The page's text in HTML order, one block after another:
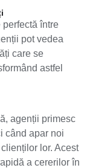
între
pot vedea
care se
astfel
agenții primesc
când apar noi
lor. Acest
a cererilor în